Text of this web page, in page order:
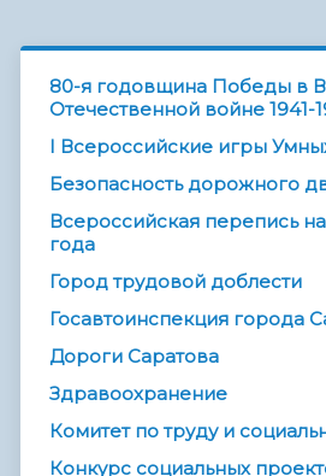
80-я годовщина Победы в
Отечественной войне 1941-
I Всероссийские игры
Безопасность дорожного
Всероссийская перепись
года
Город трудовой доблести
Госавтоинспекция города
Дороги Саратова
Здравоохранение
Комитет по труду и
Конкурс социальных